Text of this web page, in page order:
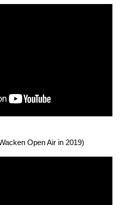
Open Air in 2019)